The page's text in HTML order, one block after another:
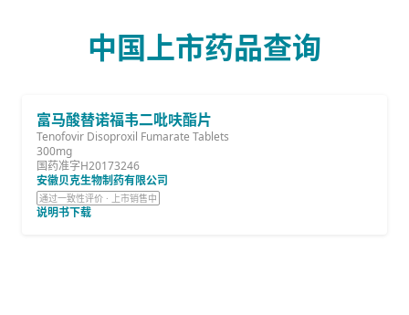
中国上市药品查询
富马酸替诺福韦二吡呋酯片
Tenofovir Disoproxil Fumarate Tablets
300mg
国药准字H20173246
安徽贝克生物制药有限公司
通过一致性评价 · 上市销售中
说明书下载